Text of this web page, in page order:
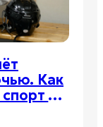
Как
спорт —